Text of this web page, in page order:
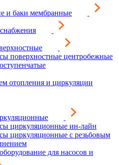
и баки мембранные
поверхностные центробежные
отопления и циркуляции
циркуляционные ин-лайн
циркуляционные с резьбовым
для насосов и